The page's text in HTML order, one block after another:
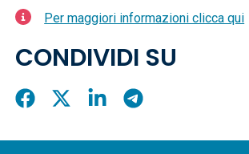
Per maggiori informazioni clicca qui
CONDIVIDI SU
CondividiCondividiCondividiCondividi